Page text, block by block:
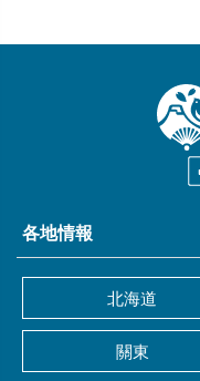
各地情報
北海道
關東